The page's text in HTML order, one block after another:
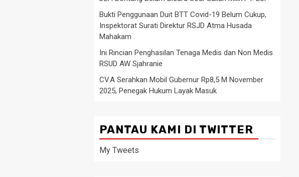
Bukti Penggunaan Duit BTT Covid-19 Belum Cukup,
Inspektorat Surati Direktur RSJD Atma Husada
Mahakam
Ini Rincian Penghasilan Tenaga Medis dan Non Medis
RSUD AW Sjahranie
CV.A Serahkan Mobil Gubernur Rp8,5 M November
2025, Penegak Hukum Layak Masuk
PANTAU KAMI DI TWITTER
My Tweets